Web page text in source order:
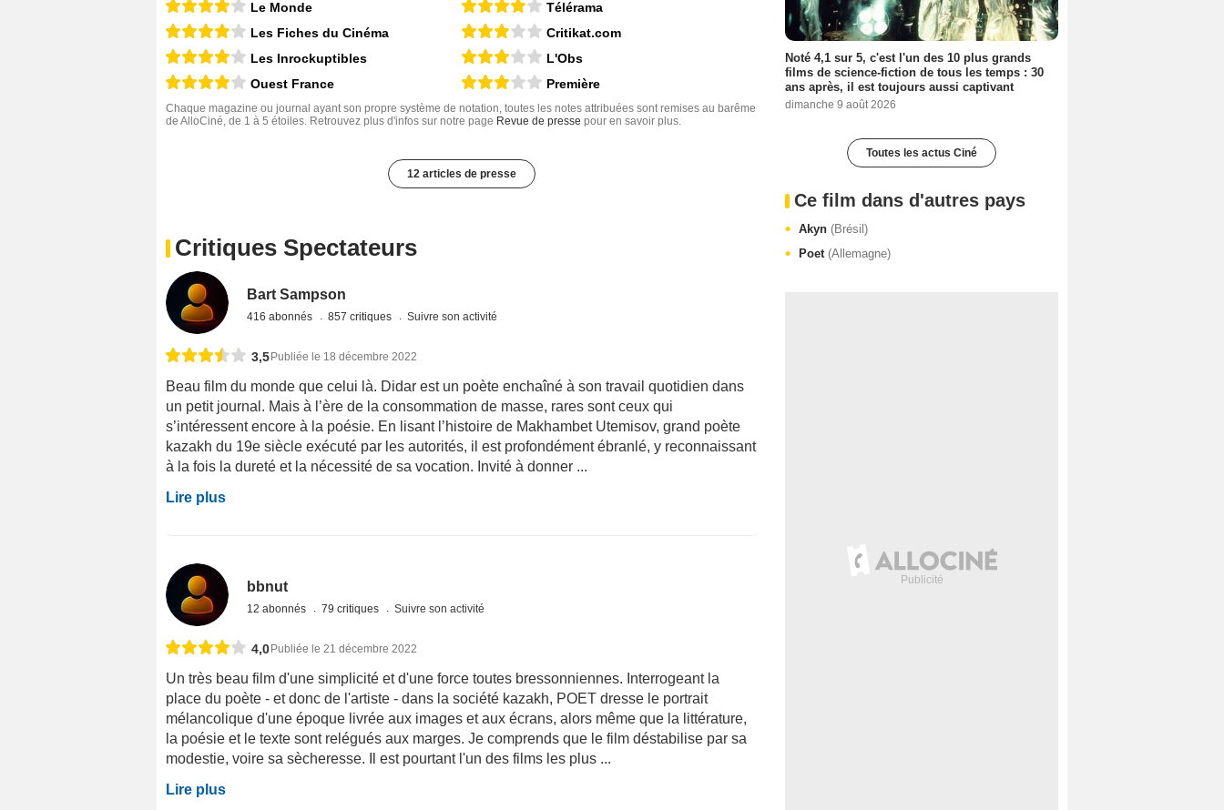
Le Monde
Les Fiches du Cinéma
Les Inrockuptibles
Ouest France
Télérama
Critikat.com
L'Obs
Première
Chaque magazine ou journal ayant son propre système de notation, toutes les notes attribuées sont remises au barême
de AlloCiné, de 1 à 5 étoiles. Retrouvez plus d'infos sur notre page Revue de presse pour en savoir plus.
12 articles de presse
Critiques Spectateurs
Bart Sampson
416 abonnés 857 critiques Suivre son activité
3,5 Publiée le 18 décembre 2022
Beau film du monde que celui là. Didar est un poète enchaîné à son travail quotidien dans
un petit journal. Mais à l’ère de la consommation de masse, rares sont ceux qui
s’intéressent encore à la poésie. En lisant l’histoire de Makhambet Utemisov, grand poète
kazakh du 19e siècle exécuté par les autorités, il est profondément ébranlé, y reconnaissant
à la fois la dureté et la nécessité de sa vocation. Invité à donner ...
Lire plus
bbnut
12 abonnés 79 critiques Suivre son activité
4,0 Publiée le 21 décembre 2022
Un très beau film d'une simplicité et d'une force toutes bressonniennes. Interrogeant la
place du poète - et donc de l'artiste - dans la société kazakh, POET dresse le portrait
mélancolique d'une époque livrée aux images et aux écrans, alors même que la littérature,
la poésie et le texte sont relégués aux marges. Je comprends que le film déstabilise par sa
modestie, voire sa sècheresse. Il est pourtant l'un des films les plus ...
Lire plus
Noté 4,1 sur 5, c'est l'un des 10 plus grands
films de science-fiction de tous les temps : 30
ans après, il est toujours aussi captivant
dimanche 9 août 2026
Toutes les actus Ciné
Ce film dans d'autres pays
Akyn (Brésil)
Poet (Allemagne)